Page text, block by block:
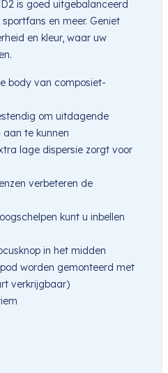
is goed uitgebalanceerd
en meer. Geniet
en kleur, waar uw
body van composiet-
om uitdagende
te kunnen
lage dispersie zorgt voor
verbeteren de
kunt u inbellen
in het midden
worden gemonteerd met
verkrijgbaar)